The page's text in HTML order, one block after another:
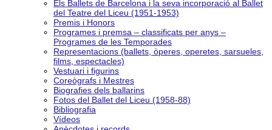
Els Ballets de Barcelona i la seva incorporació al Ballet
del Teatre del Liceu (1951-1953)
Premis i Honors
Programes i premsa – classificats per anys –
Programes de les Temporades
Representacions (ballets, òperes, operetes, sarsueles,
films, espectacles)
Vestuari i figurins
Coreògrafs i Mestres
Biografies dels ballarins
Fotos del Ballet del Liceu (1958-88)
Bibliografia
Vídeos